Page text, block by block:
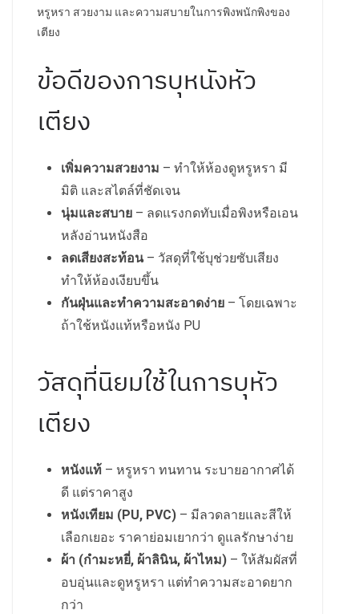
หรูหรา สวยงาม และความสบายในการพิงพนักพิงของ
เตียง
ข้อดีของการบุหนังหัว
เตียง
เพิ่มความสวยงาม – ทำให้ห้องดูหรูหรา มี
มิติ และสไตล์ที่ชัดเจน
นุ่มและสบาย – ลดแรงกดทับเมื่อพิงหรือเอน
หลังอ่านหนังสือ
ลดเสียงสะท้อน– วัสดุที่ใช้บุช่วยซับเสียง
ทำให้ห้องเงียบขึ้น
กันฝุ่นและทำความสะอาดง่าย – โดยเฉพาะ
ถ้าใช้หนังแท้หรือหนัง PU
วัสดุที่นิยมใช้ในการบุหัว
เตียง
หนังแท้ – หรูหรา ทนทาน ระบายอากาศได้
ดี แต่ราคาสูง
หนังเทียม (PU, PVC) – มีลวดลายและสีให้
เลือกเยอะ ราคาย่อมเยากว่า ดูแลรักษาง่าย
ผ้า (กำมะหยี่, ผ้าลินิน, ผ้าไหม) – ให้สัมผัสที่
อบอุ่นและดูหรูหรา แต่ทำความสะอาดยาก
กว่า